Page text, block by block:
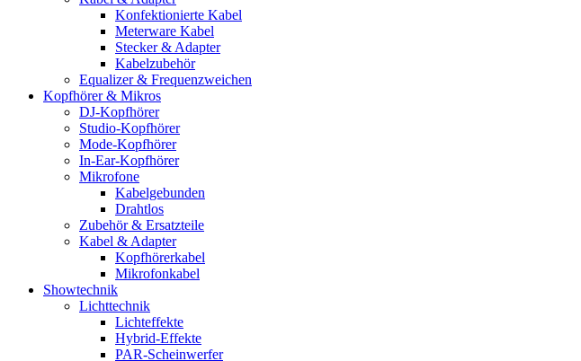
Konfektionierte Kabel
Meterware Kabel
Stecker & Adapter
Kabelzubehör
Equalizer & Frequenzweichen
Kopfhörer & Mikros
DJ-Kopfhörer
Studio-Kopfhörer
Mode-Kopfhörer
In-Ear-Kopfhörer
Mikrofone
Kabelgebunden
Drahtlos
Zubehör & Ersatzteile
Kabel & Adapter
Kopfhörerkabel
Mikrofonkabel
Showtechnik
Lichttechnik
Lichteffekte
Hybrid-Effekte
PAR-Scheinwerfer